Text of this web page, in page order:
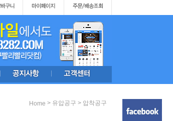
Home > 유압공구 > 압착공구